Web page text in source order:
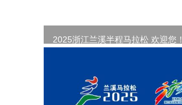
2025浙江兰溪半程马拉松 欢迎您！